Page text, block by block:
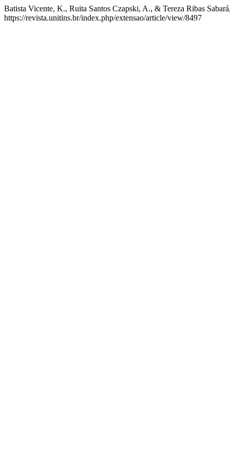
Batista Vicente, K., Ruita Santos Czapski, A., & Tereza Ribas
https://revista.unitins.br/index.php/extensao/article/view/8497